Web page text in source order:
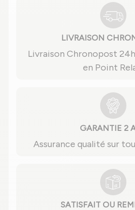
LIVRAISON
Livraison Chronopost
en Point
GARANTIE 2
Assurance qualité sur
SATISFAIT OU